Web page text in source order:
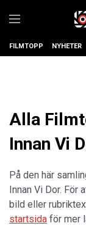
FILMTOPP NYHETER
Alla
Innan Vi
På den här
Innan Vi Dor. För
bild eller
startsida för mer